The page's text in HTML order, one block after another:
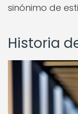
sinónimo de
Historia